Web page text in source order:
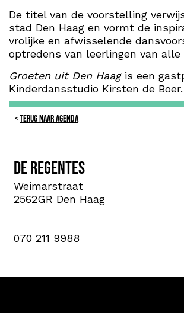
De titel van de voorstelling
stad Den Haag en vormt de
vrolijke en afwisselende
optredens van leerlingen van alle
Groeten uit Den Haagis een
Kinderdansstudio Kirsten de Boer.
TERUG NAAR AGENDA
De Regentes
Weimarstraat
2562GR Den Haag
070 211 9988